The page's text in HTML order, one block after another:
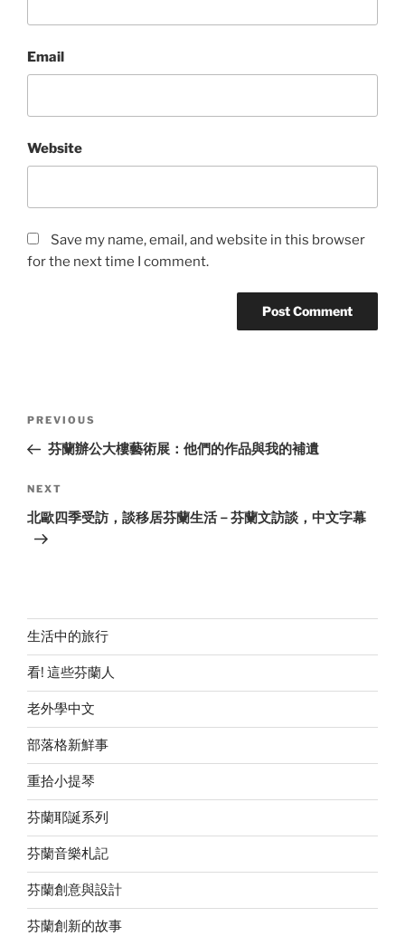
Email
Website
Save my name, email, and website in this browser
for the next time I comment.
navigation
Previous
Post
PREVIOUS
芬蘭辦公大樓藝術展：他們的作品與我的補遺
Next
Post
NEXT
北歐四季受訪，談移居芬蘭生活－芬蘭文訪談，中文字幕
生活中的旅行
看! 這些芬蘭人
老外學中文
部落格新鮮事
重拾小提琴
芬蘭耶誕系列
芬蘭音樂札記
芬蘭創意與設計
芬蘭創新的故事